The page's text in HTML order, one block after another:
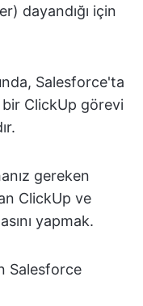
dayandığı için
Salesforce'ta
ClickUp görevi
gereken
ClickUp ve
yapmak.
Salesforce